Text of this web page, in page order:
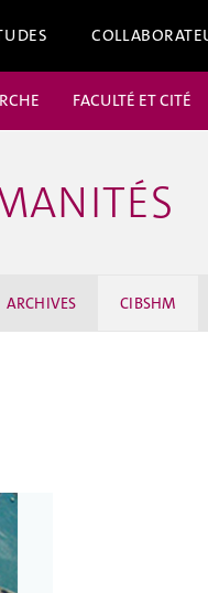
FACULTÉ ET CITÉ
ARCHIVES CIBSHM